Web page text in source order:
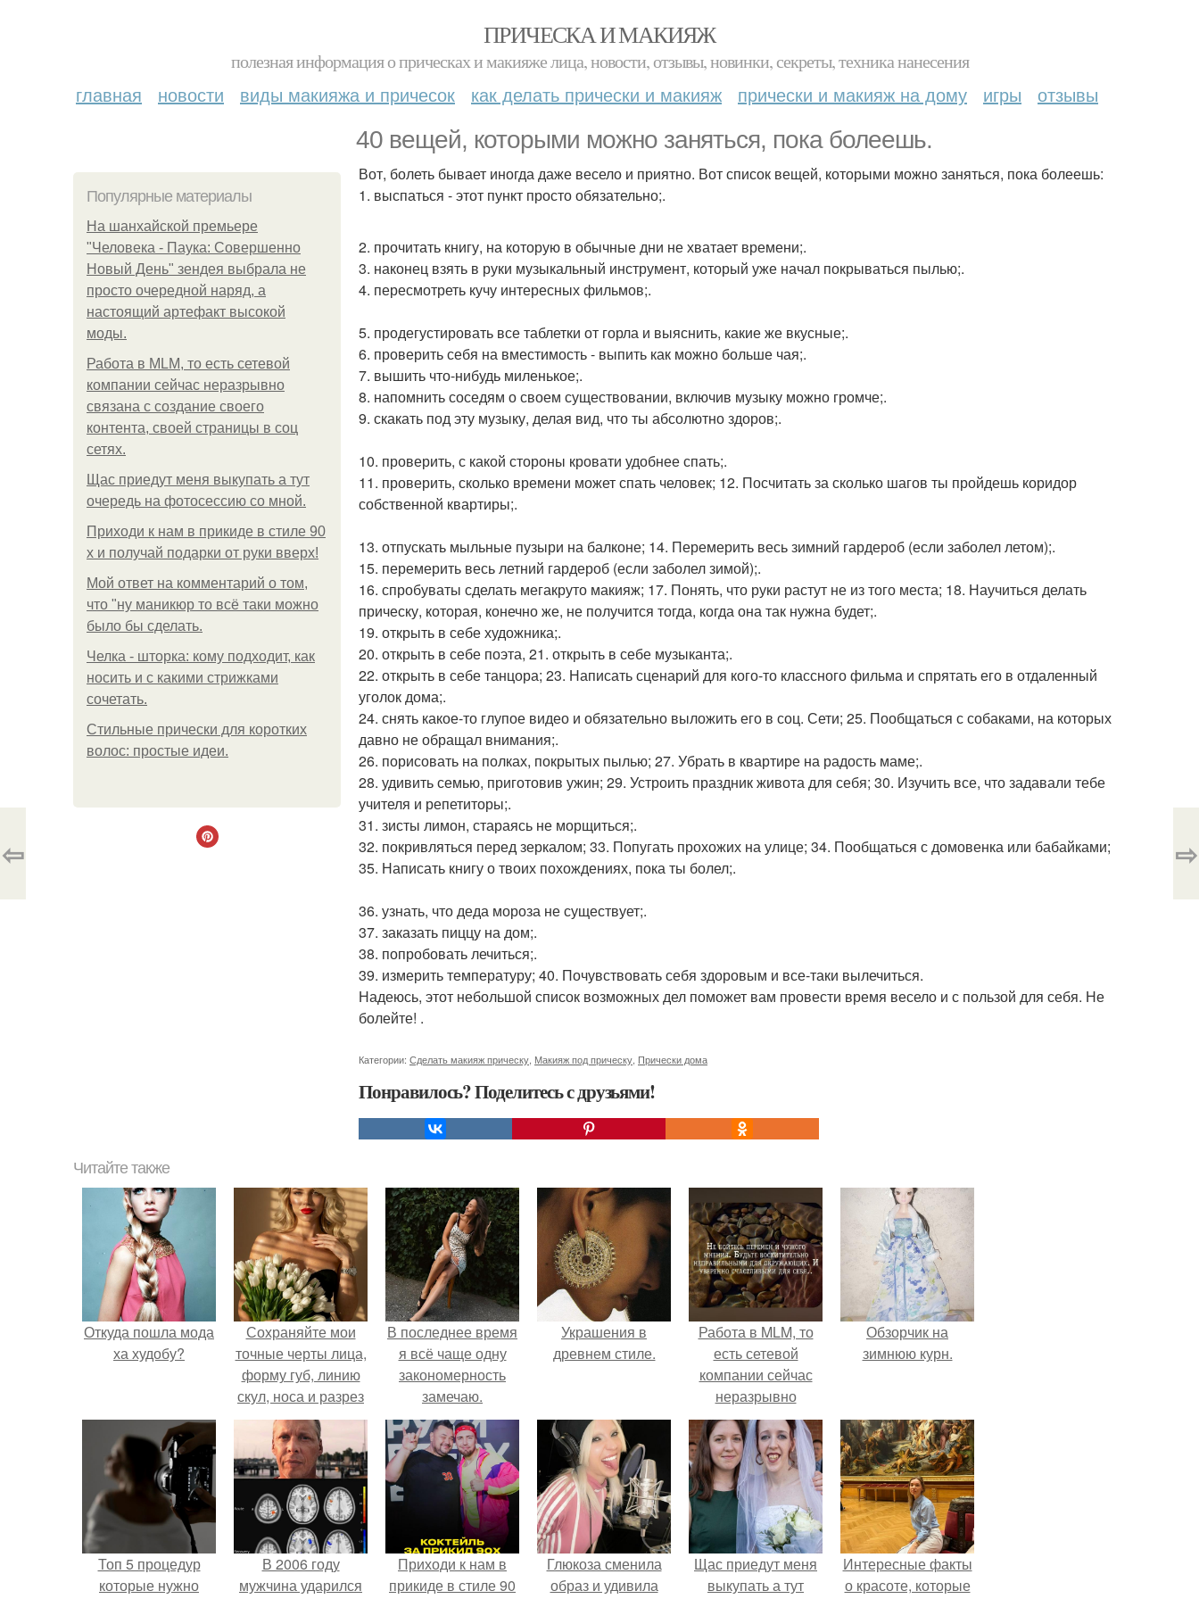
ПРИЧЕСКА И МАКИЯЖ
полезная информация о прическах и макияже лица, новости, отзывы, новинки, секреты, техника нанесения
главная новости виды макияжа и причесок как делать прически и макияж прически и макияж на дому игры отзывы
40 вещей, которыми можно заняться, пока болеешь.
Популярные материалы
На шанхайской премьере
"Человека - Паука: Совершенно
Новый День" зендея выбрала не
просто очередной наряд, а
настоящий артефакт высокой
моды.
Работа в MLM, то есть сетевой
компании сейчас неразрывно
связана с создание своего
контента, своей страницы в соц
сетях.
Щас приедут меня выкупать а тут
очередь на фотосессию со мной.
Приходи к нам в прикиде в стиле 90
х и получай подарки от руки вверх!
Мой ответ на комментарий о том,
что "ну маникюр то всё таки можно
было бы сделать.
Челка - шторка: кому подходит, как
носить и с какими стрижками
сочетать.
Стильные прически для коротких
волос: простые идеи.
Вот, болеть бывает иногда даже весело и приятно. Вот список вещей, которыми можно заняться, пока болеешь:
1. выспаться - этот пункт просто обязательно;.
2. прочитать книгу, на которую в обычные дни не хватает времени;.
3. наконец взять в руки музыкальный инструмент, который уже начал покрываться пылью;.
4. пересмотреть кучу интересных фильмов;.
5. продегустировать все таблетки от горла и выяснить, какие же вкусные;.
6. проверить себя на вместимость - выпить как можно больше чая;.
7. вышить что-нибудь миленькое;.
8. напомнить соседям о своем существовании, включив музыку можно громче;.
9. скакать под эту музыку, делая вид, что ты абсолютно здоров;.
10. проверить, с какой стороны кровати удобнее спать;.
11. проверить, сколько времени может спать человек; 12. Посчитать за сколько шагов ты пройдешь коридор
собственной квартиры;.
13. отпускать мыльные пузыри на балконе; 14. Перемерить весь зимний гардероб (если заболел летом);.
15. перемерить весь летний гардероб (если заболел зимой);.
16. спробуваты сделать мегакруто макияж; 17. Понять, что руки растут не из того места; 18. Научиться делать
прическу, которая, конечно же, не получится тогда, когда она так нужна будет;.
19. открыть в себе художника;.
20. открыть в себе поэта, 21. открыть в себе музыканта;.
22. открыть в себе танцора; 23. Написать сценарий для кого-то классного фильма и спрятать его в отдаленный
уголок дома;.
24. снять какое-то глупое видео и обязательно выложить его в соц. Сети; 25. Пообщаться с собаками, на которых
давно не обращал внимания;.
26. порисовать на полках, покрытых пылью; 27. Убрать в квартире на радость маме;.
28. удивить семью, приготовив ужин; 29. Устроить праздник живота для себя; 30. Изучить все, что задавали тебе
учителя и репетиторы;.
31. зисты лимон, стараясь не морщиться;.
32. покривляться перед зеркалом; 33. Попугать прохожих на улице; 34. Пообщаться с домовенка или бабайками;
35. Написать книгу о твоих похождениях, пока ты болел;.
36. узнать, что деда мороза не существует;.
37. заказать пиццу на дом;.
38. попробовать лечиться;.
39. измерить температуру; 40. Почувствовать себя здоровым и все-таки вылечиться.
Надеюсь, этот небольшой список возможных дел поможет вам провести время весело и с пользой для себя. Не
болейте! .
Категории: Сделать макияж прическу Макияж под прическу Прически дома
Понравилось? Поделитесь с друзьями!
⇦ ⇨
Читайте также
Откуда пошла мода
ха худобу?
Сохраняйте мои
точные черты лица,
форму губ, линию
скул, носа и разрез
глаз.
В последнее время
я всё чаще одну
закономерность
замечаю.
Украшения в
древнем стиле.
Работа в MLM, то
есть сетевой
компании сейчас
неразрывно
связана с создание
своего контента,
своей страницы в
соц сетях.
Обзорчик на
зимнюю курн.
Топ 5 процедур
которые нужно
В 2006 году
мужчина ударился
Приходи к нам в
прикиде в стиле 90
Глюкоза сменила
образ и удивила
Щас приедут меня
выкупать а тут
Интересные факты
о красоте, которые